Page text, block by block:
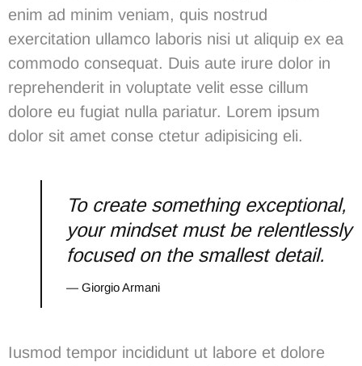
enim ad minim veniam, quis nostrud
exercitation ullamco laboris nisi ut aliquip ex ea
commodo consequat. Duis aute irure dolor in
reprehenderit in voluptate velit esse cillum
dolore eu fugiat nulla pariatur. Lorem ipsum
dolor sit amet conse ctetur adipisicing eli.
To create something exceptional,
your mindset must be relentlessly
focused on the smallest detail.
— Giorgio Armani
Iusmod tempor incididunt ut labore et dolore